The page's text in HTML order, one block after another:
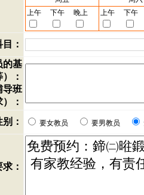
上午
下午 晚上 上午 下午
：
的基
：
导班
：
：
要女教员 要男教员
：